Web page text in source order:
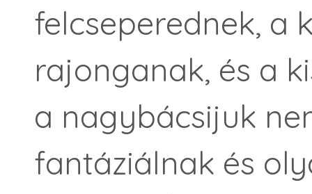
felcseperednek, a
rajonganak, és a
a nagybácsijuk
fantáziálnak és